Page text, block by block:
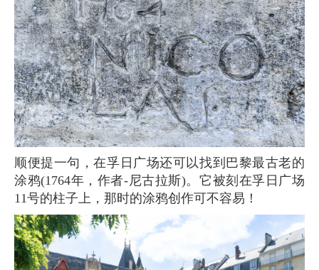
顺便提一句，在孚日广场还可以找到巴黎最古老的
涂鸦(1764年，作者-尼古拉斯)。它被刻在孚日广场
11号的柱子上，那时的涂鸦创作可不容易！